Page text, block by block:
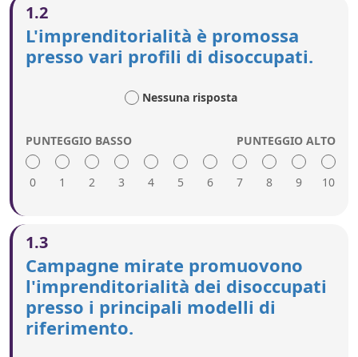
1.2
L'imprenditorialità è promossa
presso vari profili di disoccupati.
Nessuna risposta
PUNTEGGIO BASSO
0 1 2 3 4 5 6 7 8 9
PUNTEGGIO ALTO
10
di riferimento e premi per l'imprenditorialità per
ispirare i disoccupati e per presentare
imprenditori provenienti da contesti diversi,
compresi coloro che sono stati disoccupati per un
lungo periodo.
1.3
Campagne mirate promuovono
l'imprenditorialità dei disoccupati
presso i principali modelli di
riferimento.